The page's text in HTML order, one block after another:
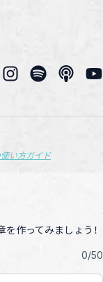
使い方ガイド
を作ってみましょう！
0/50